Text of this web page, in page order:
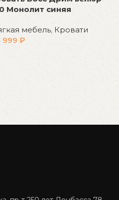
Монолит синяя
мебель, Кровати
999₽
корзину